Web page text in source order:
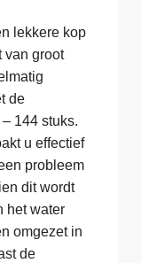
lekkere kop
van groot
de
144 stuks.
u effectief
probleem
dit wordt
het water
omgezet in
de